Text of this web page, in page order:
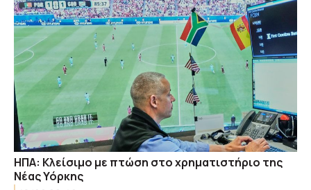
ΗΠΑ: Κλείσιμο με πτώση στο χρηματιστήριο της
Νέας Υόρκης